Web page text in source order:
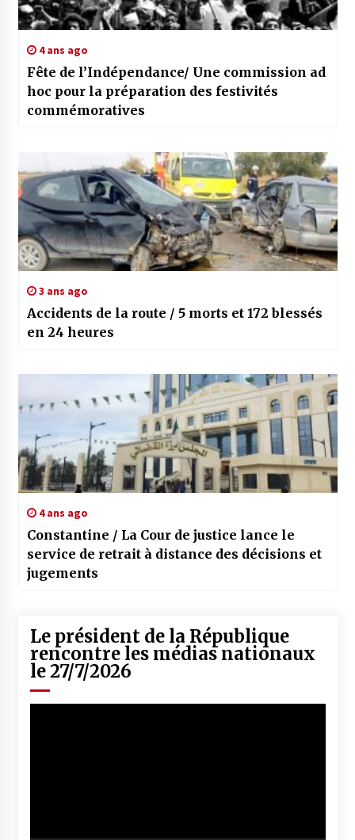
4 ans ago
Fête de l’Indépendance/ Une commission ad
hoc pour la préparation des festivités
commémoratives
3 ans ago
Accidents de la route / 5 morts et 172 blessés
en 24 heures
4 ans ago
Constantine / La Cour de justice lance le
service de retrait à distance des décisions et
jugements
Le président de la République
rencontre les médias nationaux
le 27/7/2026